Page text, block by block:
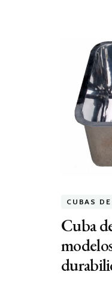
CUBAS
Cuba